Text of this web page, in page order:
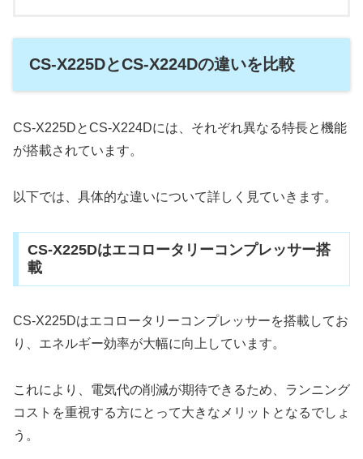
CS-X225DとCS-X224Dの違いを比較
CS-X225DとCS-X224Dには、それぞれ異なる特長と機能
が搭載されています。
以下では、具体的な違いについて詳しく見ていきます。
CS-X225Dはエコロータリーコンプレッサー搭
載
CS-X225Dはエコロータリーコンプレッサーを搭載してお
り、エネルギー効率が大幅に向上しています。
これにより、電気代の削減が期待できるため、ランニング
コストを重視する方にとって大きなメリットとなるでしょ
う。